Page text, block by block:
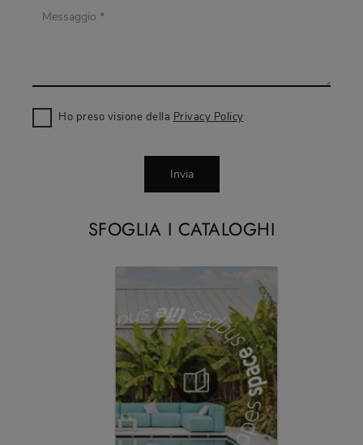
SFOGLIA I CATALOGHI
Ho preso visione della Privacy Policy
Invia